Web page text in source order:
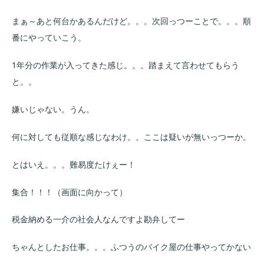
まぁ～あと何台かあるんだけど。。。次回っつーことで。。。順
番にやっていこう。
1年分の作業が入ってきた感じ。。。踏まえて言わせてもらう
と。。
嫌いじゃない。うん。
何に対しても従順な感じなわけ。。ここは疑いが無いっつーか。
とはいえ。。。難易度たけぇー！
集合！！！（画面に向かって）
税金納める一介の社会人なんですよ勘弁してー
ちゃんとしたお仕事。。。ふつうのバイク屋の仕事やってかない